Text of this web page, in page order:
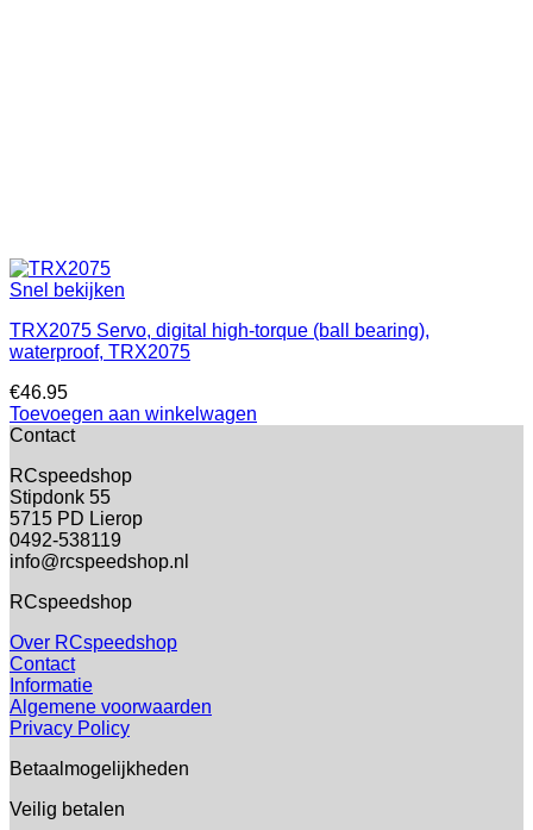
Snel bekijken
TRX2075 Servo, digital high-torque (ball bearing),
waterproof, TRX2075
€46.95
Toevoegen aan winkelwagen
Contact
RCspeedshop
Stipdonk 55
5715 PD Lierop
0492-538119
info@rcspeedshop.nl
RCspeedshop
Over RCspeedshop
Contact
Informatie
Algemene voorwaarden
Privacy Policy
Betaalmogelijkheden
Veilig betalen